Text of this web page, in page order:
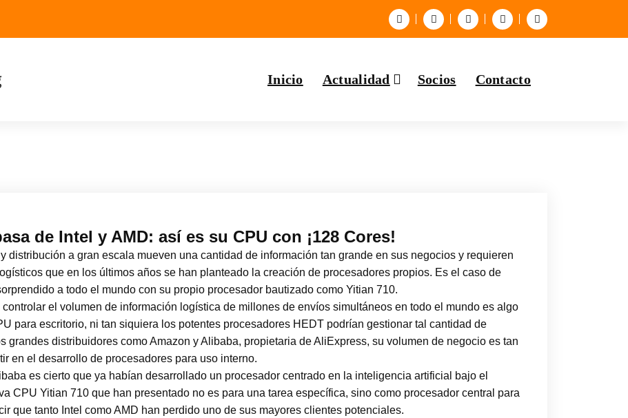
Inicio Actualidad Socios Contacto
de Intel y AMD: así es su CPU con ¡128 Cores!
distribución a gran escala mueven una cantidad de información tan grande en sus negocios y requieren
que en los últimos años se han planteado la creación de procesadores propios. Es el caso de
a todo el mundo con su propio procesador bautizado como Yitian 710.
el volumen de información logística de millones de envíos simultáneos en todo el mundo es algo
para escritorio, ni tan siquiera los potentes procesadores HEDT podrían gestionar tal cantidad de
grandes distribuidores como Amazon y Alibaba, propietaria de AliExpress, su volumen de negocio es tan
en el desarrollo de procesadores para uso interno.
es cierto que ya habían desarrollado un procesador centrado en la inteligencia artificial bajo el
CPU Yitian 710 que han presentado no es para una tarea específica, sino como procesador central para
que tanto Intel como AMD han perdido uno de sus mayores clientes potenciales.